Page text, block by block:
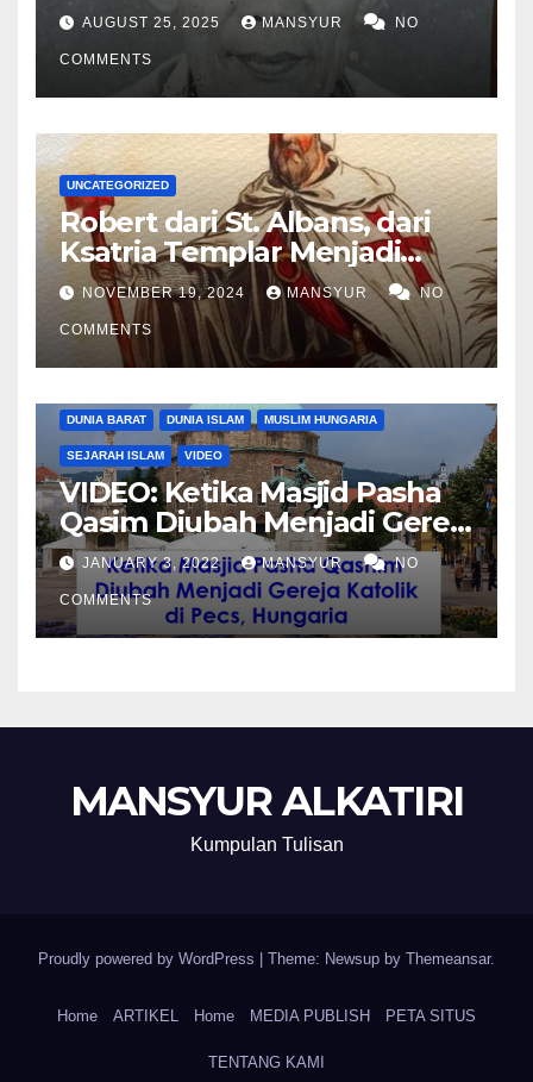
AUGUST 25, 2025 MANSYUR NO
COMMENTS
UNCATEGORIZED
Robert dari St. Albans, dari
Ksatria Templar Menjadi
Komandan Pasukan
Shalahuddin Merebut
Kembali Yerusalem
NOVEMBER 19, 2024 MANSYUR NO
COMMENTS
DUNIA BARAT DUNIA ISLAM MUSLIM HUNGARIA
SEJARAH ISLAM VIDEO
VIDEO: Ketika Masjid Pasha
Qasim Diubah Menjadi Gereja
Katolik di Pecs, Hungaria
JANUARY 3, 2022 MANSYUR NO
COMMENTS
MANSYUR ALKATIRI
Kumpulan Tulisan
Proudly powered by WordPress Theme: Newsup by Themeansar.
Home ARTIKEL Home MEDIA PUBLISH PETA SITUS
TENTANG KAMI